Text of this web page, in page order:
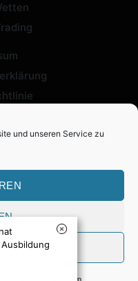
und unseren Service zu
vorbehalten.